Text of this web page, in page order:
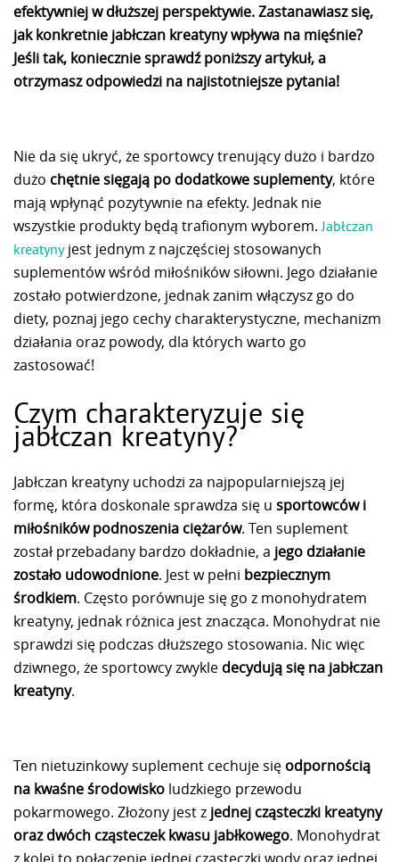
efektywniej w dłuższej perspektywie. Zastanawiasz się,
jak konkretnie jabłczan kreatyny wpływa na mięśnie?
Jeśli tak, koniecznie sprawdź poniższy artykuł, a
otrzymasz odpowiedzi na najistotniejsze pytania!
Nie da się ukryć, że sportowcy trenujący dużo i bardzo
dużo chętnie sięgają po dodatkowe suplementy, które
mają wpłynąć pozytywnie na efekty. Jednak nie
wszystkie produkty będą trafionym wyborem.Jabłczan
kreatynyjest jednym z najczęściej stosowanych
suplementów wśród miłośników siłowni. Jego działanie
zostało potwierdzone, jednak zanim włączysz go do
diety, poznaj jego cechy charakterystyczne, mechanizm
działania oraz powody, dla których warto go
zastosować!
Czym charakteryzuje się
jabłczan kreatyny?
Jabłczan kreatyny uchodzi za najpopularniejszą jej
formę, która doskonale sprawdza się u sportowców i
miłośników podnoszenia ciężarów. Ten suplement
został przebadany bardzo dokładnie, a jego działanie
zostało udowodnione. Jest w pełni bezpiecznym
środkiem. Często porównuje się go z monohydratem
kreatyny, jednak różnica jest znacząca. Monohydrat nie
sprawdzi się podczas dłuższego stosowania. Nic więc
dziwnego, że sportowcy zwykle decydują się na jabłczan
kreatyny.
Ten nietuzinkowy suplement cechuje się odpornością
na kwaśne środowisko ludzkiego przewodu
pokarmowego. Złożony jest z jednej cząsteczki kreatyny
oraz dwóch cząsteczek kwasu jabłkowego. Monohydrat